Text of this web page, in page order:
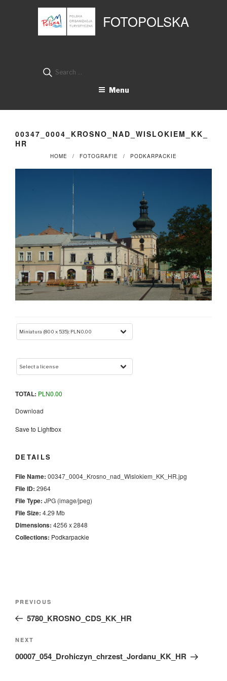
FOTOPOLSKA
Search
Menu
00347_0004_KROSNO_NAD_WISLOKIEM_KK_
HR
HOME FOTOGRAFIE PODKARPACKIE
TOTAL: PLN0.00
Download
Save to Lightbox
DETAILS
File Name: 00347_0004_Krosno_nad_Wislokiem_KK_HR.jpg
File ID: 2964
File Type: JPG (image/jpeg)
File Size: 4.29 Mb
Dimensions: 4256 x 2848
Collections: Podkarpackie
Previous
Post
PREVIOUS
5780_KROSNO_CDS_KK_HR
Next
Post
NEXT
00007_054_Drohiczyn_chrzest_Jordanu_KK_HR
Panel zarządzania plikami cookies